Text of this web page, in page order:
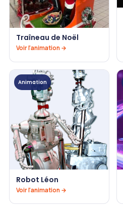
Traîneau de Noël
Voir l'animation →
Animation
Robot Léon
Voir l'animation →